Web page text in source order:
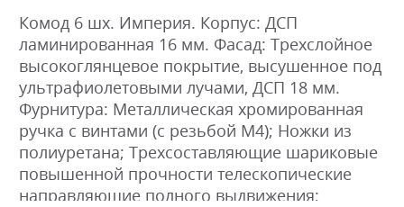
Комод 6 шх. Империя. Корпус: ДСП
ламинированная 16 мм. Фасад: Трехслойное
высокоглянцевое покрытие, высушенное под
ультрафиолетовыми лучами, ДСП 18 мм.
Фурнитура: Металлическая хромированная
ручка с винтами (с резьбой М4); Ножки из
полиуретана; Трехсоставляющие шариковые
повышенной прочности телескопические
направляющие полного выдвижения;